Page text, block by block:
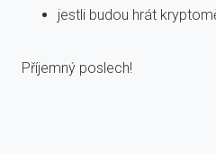
jestli budou hrát
Příjemný poslech!